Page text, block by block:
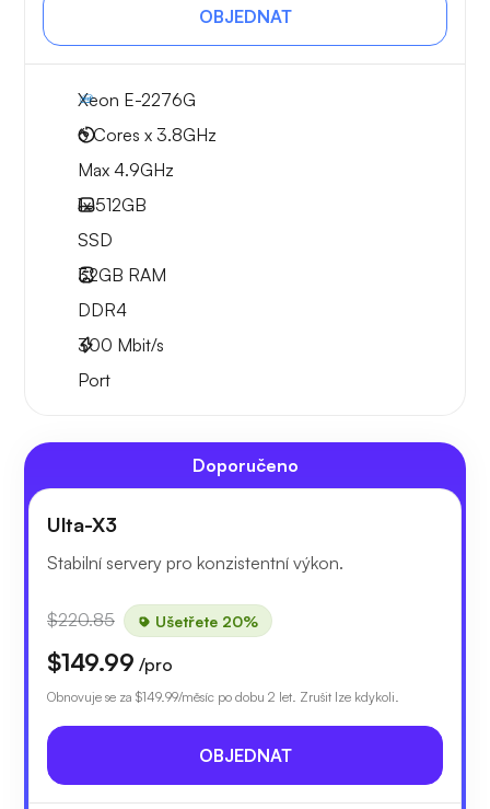
OBJEDNAT
Xeon E-2276G
6 Cores x 3.8GHz
Max 4.9GHz
1x512GB
SSD
32GB RAM
DDR4
300 Mbit/s
Port
Doporučeno
Ulta-X3
Stabilní servery pro konzistentní výkon.
$220.85 Ušetřete 20%
$149.99 /pro
Obnovuje se za $149.99/měsíc po dobu 2 let. Zrušit lze kdykoli.
OBJEDNAT